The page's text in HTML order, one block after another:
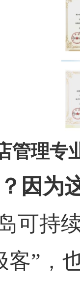
管理专
因为
可持
客”，